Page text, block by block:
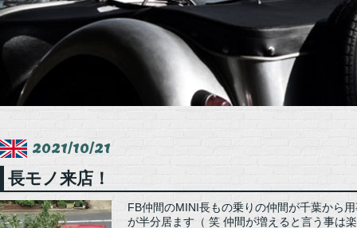
2021/10/21
長モノ来店！
FB仲間のMINI長もの乗りの仲間が千葉から
が半分居ます（ 笑 仲間が増えると言う事は